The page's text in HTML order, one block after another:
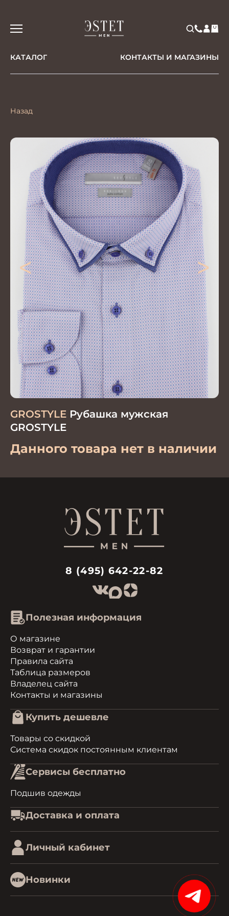
КАТАЛОГ КОНТАКТЫ И МАГАЗИНЫ
Назад
< >
GROSTYLE Рубашка мужская
GROSTYLE
Данного товара нет в наличии
8 (495) 642-22-82
Полезная информация
О магазине
Возврат и гарантии
Правила сайта
Таблица размеров
Владелец сайта
Контакты и магазины
Купить дешевле
Товары со скидкой
Система скидок постоянным клиентам
Сервисы бесплатно
Подшив одежды
Доставка и оплата
Личный кабинет
Новинки
15%